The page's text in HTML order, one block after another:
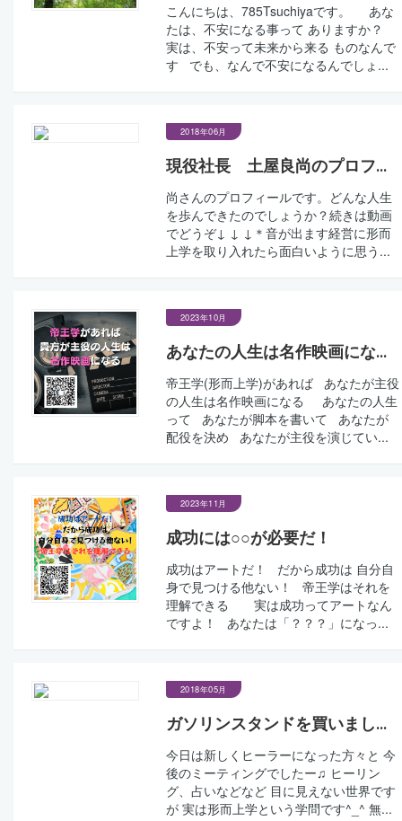
こんにちは、785Tsuchiyaです。 あな
たは、不安になる事って ありますか？
実は、不安って未来から来る ものなんで
す でも、なんで不安になるんでしょ...
2018年06月
現役社長 土屋良尚のプロフ...
尚さんのプロフィールです。どんな人生
を歩んできたのでしょうか？続きは動画
でどうぞ↓ ↓ ↓＊音が出ます経営に形而
上学を取り入れたら面白いように思う...
2023年10月
あなたの人生は名作映画にな...
帝王学(形而上学)があれば あなたが主役
の人生は名作映画になる あなたの人生
って あなたが脚本を書いて あなたが
配役を決め あなたが主役を演じてい...
2023年11月
成功には○○が必要だ！
成功はアートだ！ だから成功は 自分自
身で見つける他ない！ 帝王学はそれを
理解できる 実は成功ってアートなん
ですよ！ あなたは「？？？」になっ...
2018年05月
ガソリンスタンドを買いまし...
今日は新しくヒーラーになった方々と 今
後のミーティングでしたー♫ ヒーリン
グ、占いなどなど 目に見えない世界です
が 実は形而上学という学問です^_^ 無...